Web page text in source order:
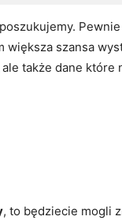
szansa
także dane
, to będziecie mogli